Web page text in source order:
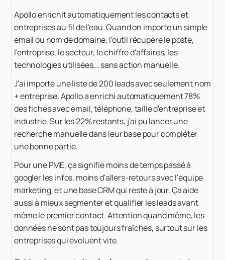
Apollo enrichit automatiquement les contacts et
entreprises au fil de l'eau. Quand on importe un simple
email ou nom de domaine, l'outil récupère le poste,
l'entreprise, le secteur, le chiffre d'affaires, les
technologies utilisées... sans action manuelle.
J'ai importé une liste de 200 leads avec seulement nom
+ entreprise. Apollo a enrichi automatiquement 78%
des fiches avec email, téléphone, taille d'entreprise et
industrie. Sur les 22% restants, j'ai pu lancer une
recherche manuelle dans leur base pour compléter
une bonne partie.
Pour une PME, ça signifie moins de temps passé à
googler les infos, moins d'allers-retours avec l'équipe
marketing, et une base CRM qui reste à jour. Ça aide
aussi à mieux segmenter et qualifier les leads avant
même le premier contact. Attention quand même, les
données ne sont pas toujours fraîches, surtout sur les
entreprises qui évoluent vite.